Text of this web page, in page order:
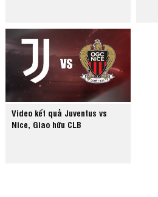
Video kết quả Juventus vs
Nice, Giao hữu CLB